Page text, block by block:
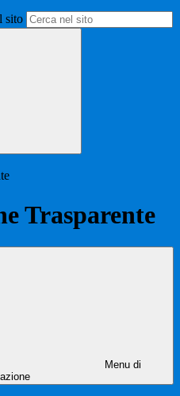
sito
Trasparente
Menu di